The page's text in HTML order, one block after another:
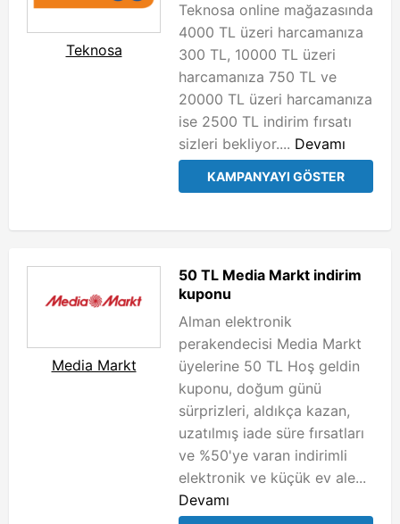
Teknosa
Teknosa online mağazasında
4000 TL üzeri harcamanıza
300 TL, 10000 TL üzeri
harcamanıza 750 TL ve
20000 TL üzeri harcamanıza
ise 2500 TL indirim fırsatı
sizleri bekliyor.... Devamı
KAMPANYAYI GÖSTER
Media Markt
50 TL Media Markt indirim
kuponu
Alman elektronik
perakendecisi Media Markt
üyelerine 50 TL Hoş geldin
kuponu, doğum günü
sürprizleri, aldıkça kazan,
uzatılmış iade süre fırsatları
ve %50'ye varan indirimli
elektronik ve küçük ev ale...
Devamı